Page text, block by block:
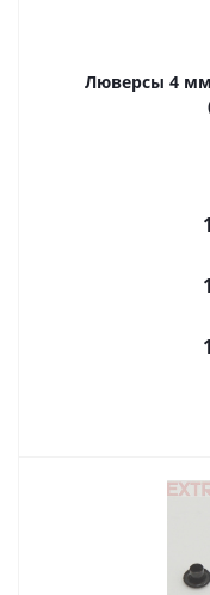
Люверсы 4